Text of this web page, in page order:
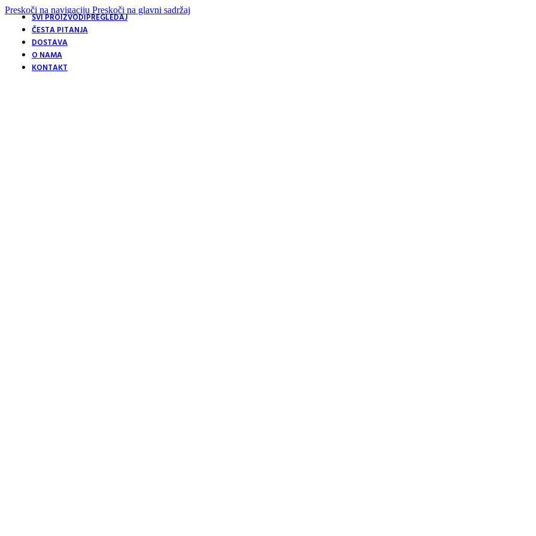
Preskoči na navigaciju Preskoči na glavni sadržaj
SVI PROIZVODIPREGLEDAJ
ČESTA PITANJA
DOSTAVA
O NAMA
KONTAKT